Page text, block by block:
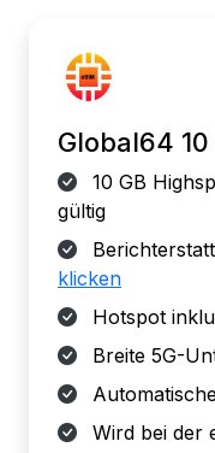
Global64
10 GB
gültig
klicken
Hotspot
Breite 5G-
Wird bei der